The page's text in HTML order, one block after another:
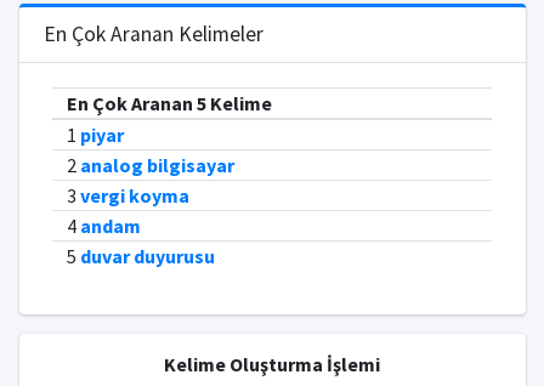
En Çok Aranan Kelimeler
En Çok Aranan 5 Kelime
1 piyar
2 analog bilgisayar
3 vergi koyma
4 andam
5 duvar duyurusu
Kelime Oluşturma İşlemi